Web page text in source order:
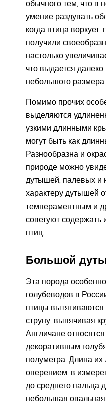
обычного тем, что в
умение раздувать
когда птица
получили
настолько
что выдается
небольшого размера
Помимо прочих
выделяются
узкими длинными
могут быть как
Разнообразна и
природе можно
дутышей, палевых и
характеру дутышей
темпераментным и
советуют содержать
птиц.
Большой
Эта порода
голубеводов в
птицы вытягиваются
струну, выпячивая
Англичане
декоративным
полуметра. Длина
оперением, в
до среднего пальца
небольшая